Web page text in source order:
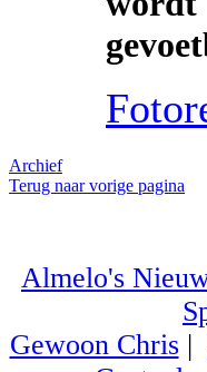
Archief
Terug naar vorige pagina
Almelo's
Gewoon Chris|